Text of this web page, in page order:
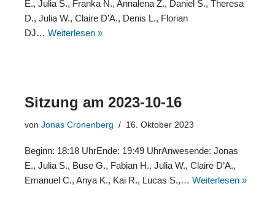
E., Julia S., Franka N., Annalena Z., Daniel S., Theresa
D., Julia W., Claire D’A., Denis L., Florian
DJ… Weiterlesen »
Sitzung am 2023-10-16
von Jonas Cronenberg 16. Oktober 2023
Beginn: 18:18 UhrEnde: 19:49 UhrAnwesende: Jonas
E., Julia S., Buse G., Fabian H., Julia W., Claire D’A.,
Emanuel C., Anya K., Kai R., Lucas S.,… Weiterlesen »